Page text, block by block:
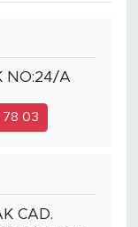
NO:24/A
03
CAD.